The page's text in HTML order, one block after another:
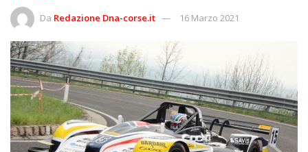
Da Redazione Dna-corse.it 16 Marzo 2021